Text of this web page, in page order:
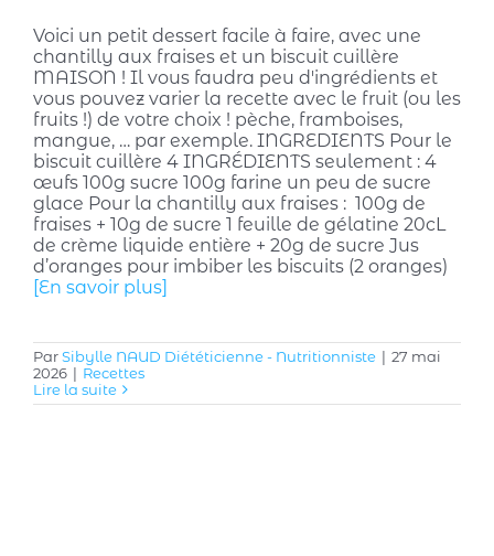
Voici un petit dessert facile à faire, avec une
chantilly aux fraises et un biscuit cuillère
MAISON ! Il vous faudra peu d'ingrédients et
vous pouvez varier la recette avec le fruit (ou les
fruits !) de votre choix ! pèche, framboises,
mangue, … par exemple. INGREDIENTS Pour le
biscuit cuillère 4 INGRÉDIENTS seulement : 4
œufs 100g sucre 100g farine un peu de sucre
glace Pour la chantilly aux fraises : 100g de
fraises + 10g de sucre 1 feuille de gélatine 20cL
de crème liquide entière + 20g de sucre Jus
d’oranges pour imbiber les biscuits (2 oranges)
[En savoir plus]
ParSibylle NAUD Diététicienne - Nutritionniste | 27 mai
2026 | Recettes
Lire la suite